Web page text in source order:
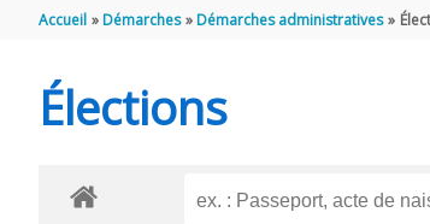
Accueil Démarches Démarches administratives
Élections